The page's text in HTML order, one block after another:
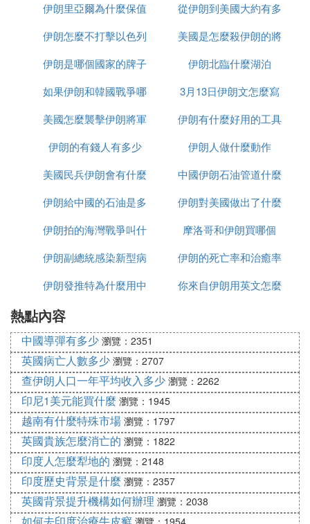
種
伊朗里亞爾為什麼保值
從伊朗到美國大約有多
少千米
伊朗怎麼不打擊以色列
美國是怎麼殺伊朗的將
軍的
伊朗是哪個國家的牌子
伊朗北臨什麼湖泊
如果伊朗和韓國戰爭哪
個贏
3月13日伊朗文怎麼寫
美國怎麼襲擊伊朗將軍
的
伊朗有什麼好用的工具
伊朗的有錢人有多少
伊朗人做什麼動作
美國民兵伊朗會有什麼
反應
中國伊朗石油管道什麼
時候建完
伊朗給中國的石油是多
少一桶
伊朗對美國做出了什麼
反應
伊朗拍的海灣戰爭叫什
麼名字
摩洛哥和伊朗買哪個
伊朗副總統感染新型病
毒有多少
伊朗的死亡率和治癒率
為什麼都高
伊朗發推特為什麼用中
你來自伊朗用英文怎麼
熱點內容
中國導彈有多少 瀏覽：2351
英國病亡人數多少 瀏覽：2707
查伊朗人口一年平均收入多少 瀏覽：2262
印尼1美元能買什麼 瀏覽：1945
越南有什麼特殊市場 瀏覽：1797
英國貴族怎麼消亡的 瀏覽：1822
印度人怎麼犁地的 瀏覽：2148
印度歷史背景是什麼 瀏覽：2357
英國背景提升機構如何辦理 瀏覽：2038
瀏覽：1954